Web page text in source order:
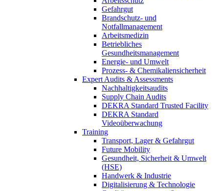
Gefahrgut
Brandschutz- und
Notfallmanagement
Arbeitsmedizin
Betriebliches
Gesundheitsmanagement
Energie- und Umwelt
Prozess- & Chemikaliensicherheit
Expert Audits & Assessments
Nachhaltigkeitsaudits
Supply Chain Audits
DEKRA Standard Trusted Facility
DEKRA Standard
Videoüberwachung
Training
Transport, Lager & Gefahrgut
Future Mobility
Gesundheit, Sicherheit & Umwelt
(HSE)
Handwerk & Industrie
Digitalisierung & Technologie